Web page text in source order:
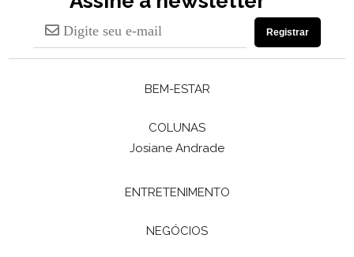
Registrar
BEM-ESTAR
COLUNAS
Josiane Andrade
ENTRETENIMENTO
NEGÓCIOS